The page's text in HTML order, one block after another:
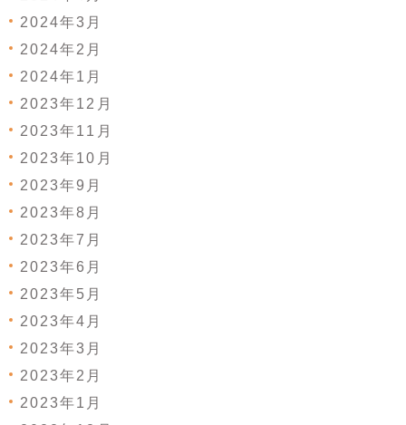
2024年3月
2024年2月
2024年1月
2023年12月
2023年11月
2023年10月
2023年9月
2023年8月
2023年7月
2023年6月
2023年5月
2023年4月
2023年3月
2023年2月
2023年1月